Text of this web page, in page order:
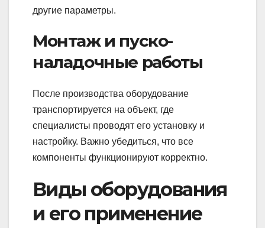
другие параметры.
Монтаж и пуско-
наладочные работы
После производства оборудование
транспортируется на объект, где
специалисты проводят его установку и
настройку. Важно убедиться, что все
компоненты функционируют корректно.
Виды оборудования
и его применение